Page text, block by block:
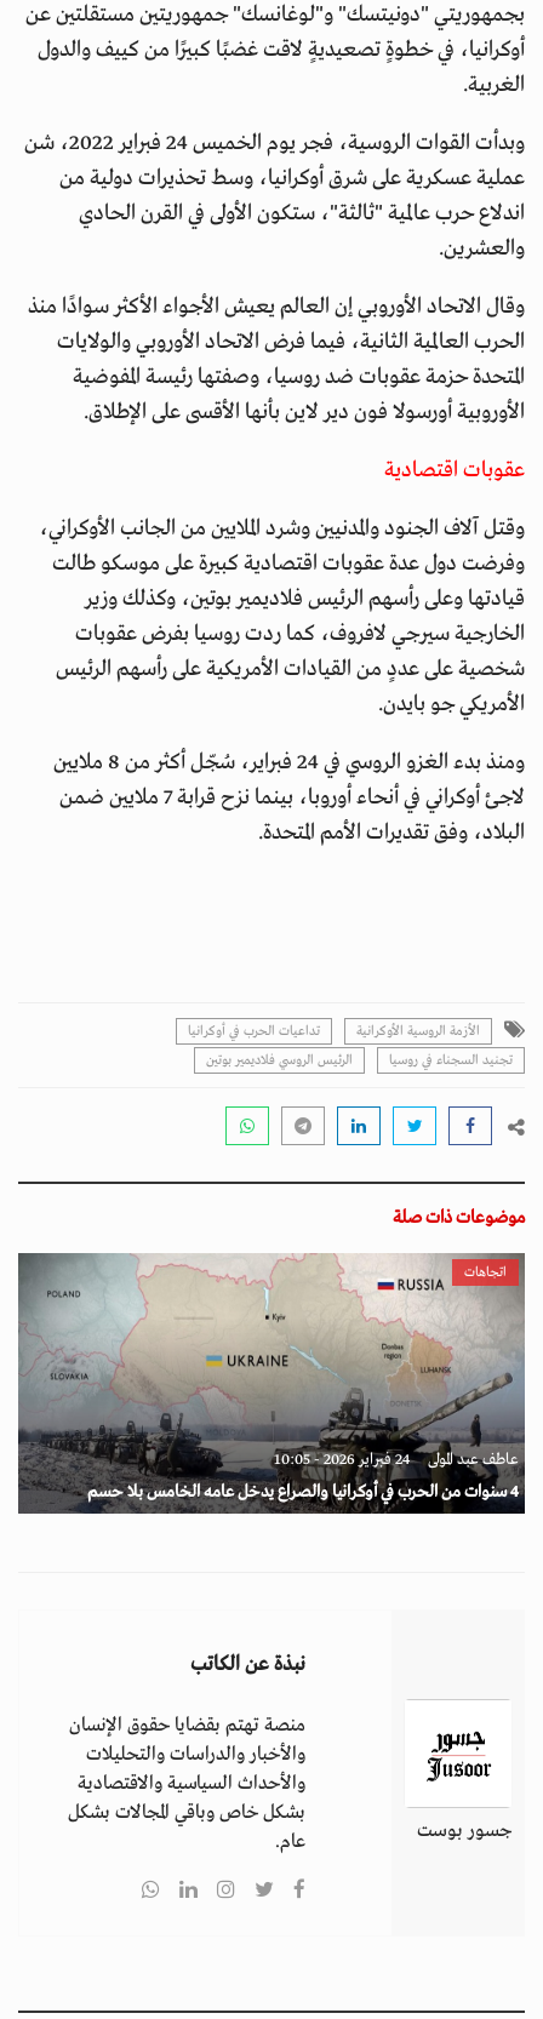
بجمهوريتي "دونيتسك" و"لوغانسك" جمهوريتين مستقلتين عن
أوكرانيا، في خطوةٍ تصعيديةٍ لاقت غضبًا كبيرًا من كييف والدول
الغربية.
وبدأت القوات الروسية، فجر يوم الخميس 24 فبراير 2022، شن
عملية عسكرية على شرق أوكرانيا، وسط تحذيرات دولية من
اندلاع حرب عالمية "ثالثة"، ستكون الأولى في القرن الحادي
والعشرين.
وقال الاتحاد الأوروبي إن العالم يعيش الأجواء الأكثر سوادًا منذ
الحرب العالمية الثانية، فيما فرض الاتحاد الأوروبي والولايات
المتحدة حزمة عقوبات ضد روسيا، وصفتها رئيسة المفوضية
الأوروبية أورسولا فون دير لاين بأنها الأقسى على الإطلاق.
عقوبات اقتصادية
وقتل آلاف الجنود والمدنيين وشرد الملايين من الجانب الأوكراني،
وفرضت دول عدة عقوبات اقتصادية كبيرة على موسكو طالت
قيادتها وعلى رأسهم الرئيس فلاديمير بوتين، وكذلك وزير
الخارجية سيرجي لافروف، كما ردت روسيا بفرض عقوبات
شخصية على عددٍ من القيادات الأمريكية على رأسهم الرئيس
الأمريكي جو بايدن.
ومنذ بدء الغزو الروسي في 24 فبراير، سُجّل أكثر من 8 ملايين
لاجئ أوكراني في أنحاء أوروبا، بينما نزح قرابة 7 ملايين ضمن
البلاد، وفق تقديرات الأمم المتحدة.
الأزمة الروسية الأوكرانية
تداعيات الحرب في أوكرانيا
تجنيد السجناء في روسيا
الرئيس الروسي فلاديمير بوتين
موضوعات ذات صلة
اتجاهات
عاطف عبد المولى 24 فبراير 2026 - 10:05
4 سنوات من الحرب في أوكرانيا والصراع يدخل عامه الخامس بلا حسم
جسور بوست
نبذة عن الكاتب
منصة تهتم بقضايا حقوق الإنسان
والأخبار والدراسات والتحليلات
والأحداث السياسية والاقتصادية
بشكل خاص وباقي المجالات بشكل
عام.